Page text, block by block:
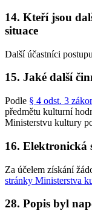
14. Kteří jsou
situace
Další účastníci
15. Jaké další
Podle § 4 odst. 3
předmětu kulturní
Ministerstvu kultury
16. Elektronická
Za účelem získání
stránky Ministerstva
28. Popis byl